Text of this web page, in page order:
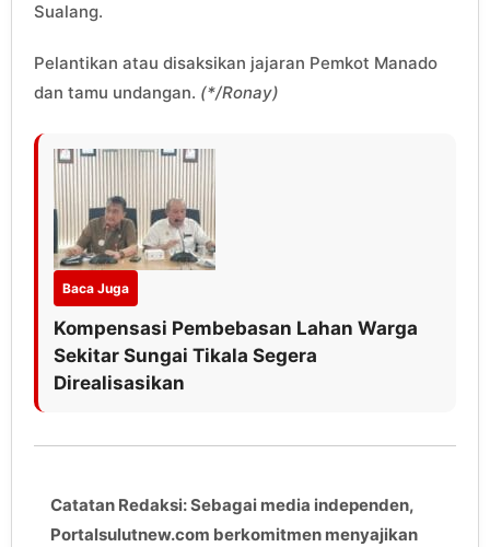
Sualang.
Pelantikan atau disaksikan jajaran Pemkot Manado
dan tamu undangan. (*/Ronay)
Baca Juga
Kompensasi Pembebasan Lahan Warga
Sekitar Sungai Tikala Segera
Direalisasikan
Catatan Redaksi: Sebagai media independen,
Portalsulutnew.com berkomitmen menyajikan